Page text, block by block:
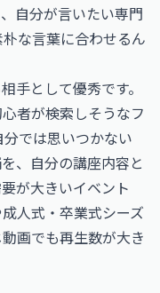
自分が言いたい専門
な言葉に合わせるん
手として優秀です。
者が検索しそうなフ
では思いつかない
、自分の講座内容と
が大きいイベント
人式・卒業式シーズ
画でも再生数が大き